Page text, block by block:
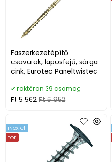
Faszerkezetépítő
csavarok, laposfejű, sárga
cink, Eurotec Paneltwistec
raktáron 39 csomag
Ft 5 562 Ft 6 952
INOX C1
TOP